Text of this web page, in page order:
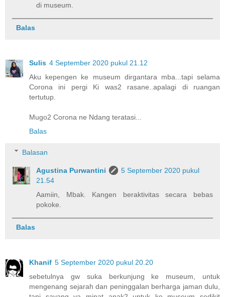
di museum.
Balas
Sulis 4 September 2020 pukul 21.12
Aku kepengen ke museum dirgantara mba...tapi selama
Corona ini pergi Ki was2 rasane..apalagi di ruangan
tertutup.
Mugo2 Corona ne Ndang teratasi...
Balas
Balasan
Agustina Purwantini
5 September 2020 pukul
21.54
Aamiin, Mbak. Kangen beraktivitas secara bebas
pokoke.
Balas
Khanif 5 September 2020 pukul 20.20
sebetulnya gw suka berkunjung ke museum, untuk
mengenang sejarah dan peninggalan berharga jaman dulu,